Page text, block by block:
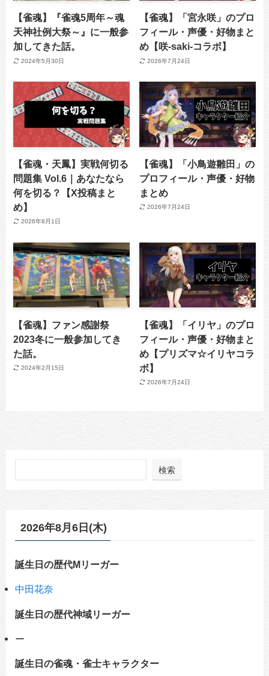
【雀魂】『雀魂5周年～魂
天神社例大祭～』に一般参
加してきた話。
2024年5月30日
【雀魂】「宮永咲」のプロ
フィール・声優・好物まと
め【咲-saki-コラボ】
2026年7月24日
【雀魂・天鳳】実戦何切る
問題集 Vol.6｜あなたなら
何を切る？【X投稿まと
め】
2026年8月1日
【雀魂】「小鳥遊雛田」の
プロフィール・声優・好物
まとめ
2026年7月24日
【雀魂】ファン感謝祭
2023冬に一般参加してき
た話。
2024年2月15日
【雀魂】「イリヤ」のプロ
フィール・声優・好物まと
め【プリズマ☆イリヤコラ
ボ】
2026年7月24日
検索
2026年8月6日(木)
誕生日の歴代Mリーガー
中田花奈
誕生日の歴代神域リーガー
ー
誕生日の雀魂・雀士キャラクター